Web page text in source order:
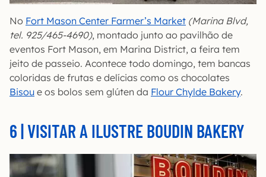
No Fort Mason Center Farmer’s Market (Marina Blvd,
tel. 925/465-4690), montado junto ao pavilhão de
eventos Fort Mason, em Marina District, a feira tem
jeito de passeio. Acontece todo domingo, tem bancas
coloridas de frutas e delícias como os chocolates
Bisou e os bolos sem glúten da Flour Chylde Bakery.
6 | VISITAR A ILUSTRE BOUDIN BAKERY